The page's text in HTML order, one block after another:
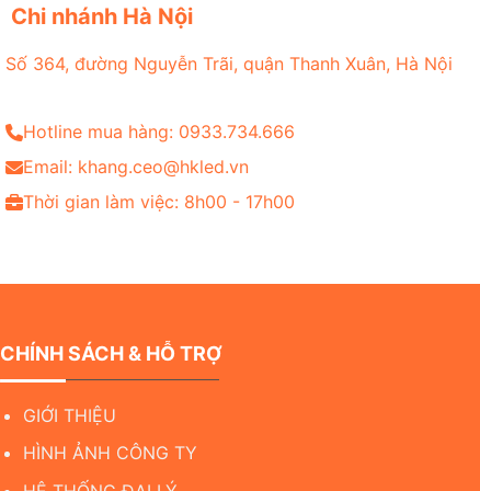
Chi nhánh Hà Nội
Số 364, đường Nguyễn Trãi, quận Thanh Xuân, Hà Nội
Hotline mua hàng: 0933.734.666
Email: khang.ceo@hkled.vn
Thời gian làm việc: 8h00 - 17h00
CHÍNH SÁCH & HỖ TRỢ
GIỚI THIỆU
HÌNH ẢNH CÔNG TY